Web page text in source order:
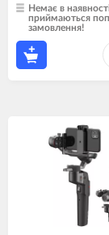
Немає в
приймаються
замовлення!